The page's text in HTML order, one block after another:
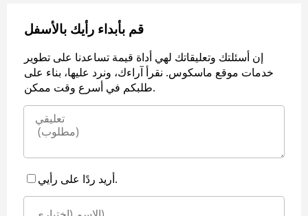
قم بأبداء رأيك بالأسفل
إن أسئلتك وتعليقاتك لهي أداة قيمة تساعدنا على تطوير
خدمات موقع ماسكوس. نقرأ آراءك، ونرد عليها، بناء على
طلبكم في أسرع وقت ممكن.
أريد ردًا على رأيي.